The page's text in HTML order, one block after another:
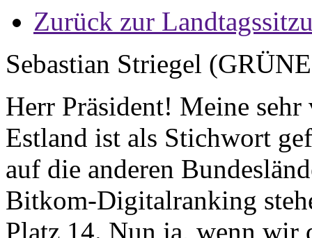
Zurück zur
Sebastian Striegel
Herr Präsident! Meine
Estland ist als Stichwort
auf die anderen
Bitkom-Digitalranking
Platz 14. Nun ja, wenn wir